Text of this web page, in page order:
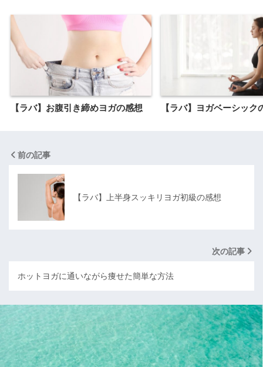
【ラバ】お腹引き締めヨガの感想 【ラバ】ヨガベーシック
前の記事
【ラバ】上半身スッキリヨガ初級の感想
次の記事
ホットヨガに通いながら痩せた簡単な方法